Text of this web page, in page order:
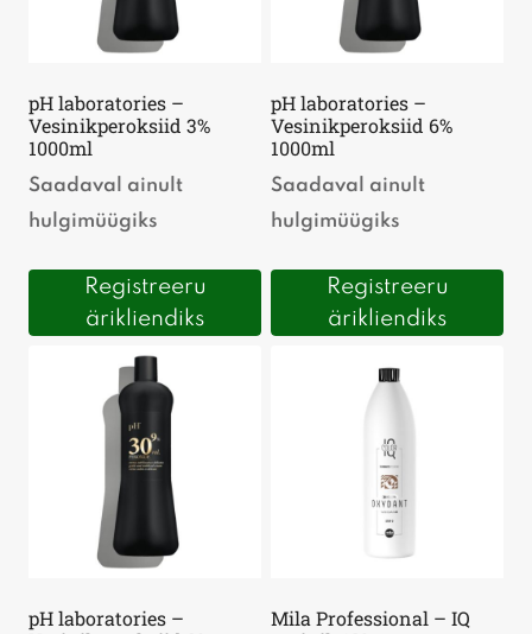
pH laboratories –
Vesinikperoksiid 3%
1000ml
Saadaval ainult
hulgimüügiks
Registreeru
ärikliendiks
pH laboratories –
Vesinikperoksiid 6%
1000ml
Saadaval ainult
hulgimüügiks
Registreeru
ärikliendiks
pH laboratories –
Mila Professional – IQ